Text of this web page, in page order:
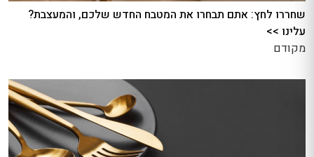
שחררו לחץ: אתם תבחרו את המטבח החדש שלכם, והמעצבת?
עלינו >>
מקודם